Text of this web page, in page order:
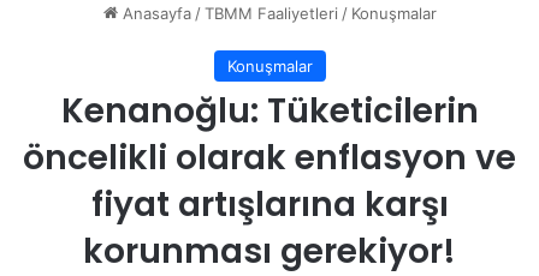
Anasayfa / TBMM Faaliyetleri / Konuşmalar
Konuşmalar
Kenanoğlu: Tüketicilerin
öncelikli olarak enflasyon ve
fiyat artışlarına karşı
korunması gerekiyor!